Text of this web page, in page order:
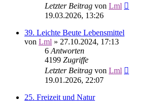
Letzter Beitrag von Lml
19.03.2026, 13:26
39. Leichte Beute Lebensmittel
von Lml » 27.10.2024, 17:13
6 Antworten
4199 Zugriffe
Letzter Beitrag von Lml
19.01.2026, 22:07
25. Freizeit und Natur